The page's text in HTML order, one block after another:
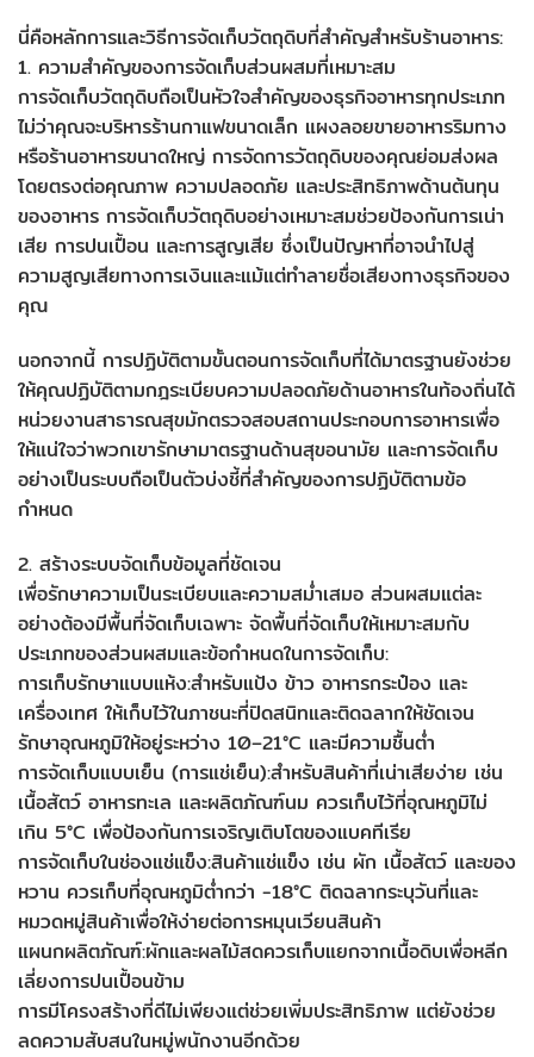
นี่คือหลักการและวิธีการจัดเก็บวัตถุดิบที่สำคัญสำหรับร้านอาหาร:
1. ความสำคัญของการจัดเก็บส่วนผสมที่เหมาะสม
การจัดเก็บวัตถุดิบถือเป็นหัวใจสำคัญของธุรกิจอาหารทุกประเภท
ไม่ว่าคุณจะบริหารร้านกาแฟขนาดเล็ก แผงลอยขายอาหารริมทาง
หรือร้านอาหารขนาดใหญ่ การจัดการวัตถุดิบของคุณย่อมส่งผล
โดยตรงต่อคุณภาพ ความปลอดภัย และประสิทธิภาพด้านต้นทุน
ของอาหาร การจัดเก็บวัตถุดิบอย่างเหมาะสมช่วยป้องกันการเน่า
เสีย การปนเปื้อน และการสูญเสีย ซึ่งเป็นปัญหาที่อาจนำไปสู่
ความสูญเสียทางการเงินและแม้แต่ทำลายชื่อเสียงทางธุรกิจของ
คุณ
นอกจากนี้ การปฏิบัติตามขั้นตอนการจัดเก็บที่ได้มาตรฐานยังช่วย
ให้คุณปฏิบัติตามกฎระเบียบความปลอดภัยด้านอาหารในท้องถิ่นได้
หน่วยงานสาธารณสุขมักตรวจสอบสถานประกอบการอาหารเพื่อ
ให้แน่ใจว่าพวกเขารักษามาตรฐานด้านสุขอนามัย และการจัดเก็บ
อย่างเป็นระบบถือเป็นตัวบ่งชี้ที่สำคัญของการปฏิบัติตามข้อ
กำหนด
2. สร้างระบบจัดเก็บข้อมูลที่ชัดเจน
เพื่อรักษาความเป็นระเบียบและความสม่ำเสมอ ส่วนผสมแต่ละ
อย่างต้องมีพื้นที่จัดเก็บเฉพาะ จัดพื้นที่จัดเก็บให้เหมาะสมกับ
ประเภทของส่วนผสมและข้อกำหนดในการจัดเก็บ:
การเก็บรักษาแบบแห้ง:สำหรับแป้ง ข้าว อาหารกระป๋อง และ
เครื่องเทศ ให้เก็บไว้ในภาชนะที่ปิดสนิทและติดฉลากให้ชัดเจน
รักษาอุณหภูมิให้อยู่ระหว่าง 10–21°C และมีความชื้นต่ำ
การจัดเก็บแบบเย็น (การแช่เย็น):สำหรับสินค้าที่เน่าเสียง่าย เช่น
เนื้อสัตว์ อาหารทะเล และผลิตภัณฑ์นม ควรเก็บไว้ที่อุณหภูมิไม่
เกิน 5°C เพื่อป้องกันการเจริญเติบโตของแบคทีเรีย
การจัดเก็บในช่องแช่แข็ง:สินค้าแช่แข็ง เช่น ผัก เนื้อสัตว์ และของ
หวาน ควรเก็บที่อุณหภูมิต่ำกว่า -18°C ติดฉลากระบุวันที่และ
หมวดหมู่สินค้าเพื่อให้ง่ายต่อการหมุนเวียนสินค้า
แผนกผลิตภัณฑ์:ผักและผลไม้สดควรเก็บแยกจากเนื้อดิบเพื่อหลีก
เลี่ยงการปนเปื้อนข้าม
การมีโครงสร้างที่ดีไม่เพียงแต่ช่วยเพิ่มประสิทธิภาพ แต่ยังช่วย
ลดความสับสนในหมู่พนักงานอีกด้วย